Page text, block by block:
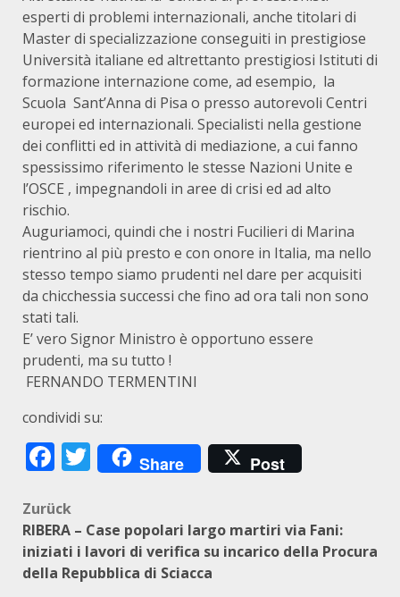
esperti di problemi internazionali, anche titolari di
Master di specializzazione conseguiti in prestigiose
Università italiane ed altrettanto prestigiosi Istituti di
formazione internazione come, ad esempio, la
Scuola Sant’Anna di Pisa o presso autorevoli Centri
europei ed internazionali. Specialisti nella gestione
dei conflitti ed in attività di mediazione, a cui fanno
spessissimo riferimento le stesse Nazioni Unite e
l’OSCE , impegnandoli in aree di crisi ed ad alto
rischio.
Auguriamoci, quindi che i nostri Fucilieri di Marina
rientrino al più presto e con onore in Italia, ma nello
stesso tempo siamo prudenti nel dare per acquisiti
da chicchessia successi che fino ad ora tali non sono
stati tali.
E’ vero Signor Ministro è opportuno essere
prudenti, ma su tutto !
FERNANDO TERMENTINI
condividi su:
Facebook
Twitter
Share Post
Beitragsnavigation
Zurück
RIBERA – Case popolari largo martiri via Fani:
iniziati i lavori di verifica su incarico della Procura
della Repubblica di Sciacca